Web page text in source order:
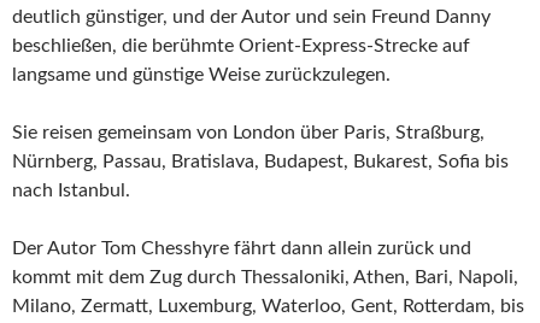
deutlich günstiger, und der Autor und sein Freund Danny
beschließen, die berühmte Orient-Express-Strecke auf
langsame und günstige Weise zurückzulegen.
Sie reisen gemeinsam von London über Paris, Straßburg,
Nürnberg, Passau, Bratislava, Budapest, Bukarest, Sofia bis
nach Istanbul.
Der Autor Tom Chesshyre fährt dann allein zurück und
kommt mit dem Zug durch Thessaloniki, Athen, Bari, Napoli,
Milano, Zermatt, Luxemburg, Waterloo, Gent, Rotterdam, bis